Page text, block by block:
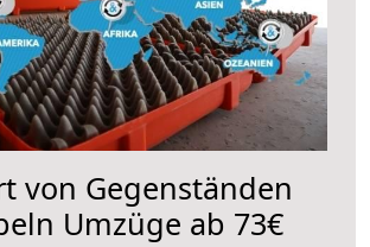
von Gegenständen
Umzüge ab 73€